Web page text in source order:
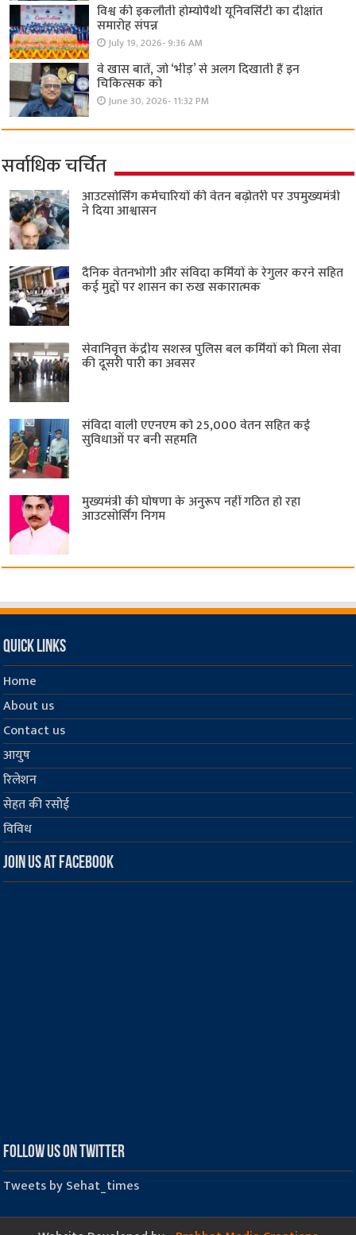
विश्व की इकलौती होम्योपैथी यूनिवर्सिटी का दीक्षांत
समारोह संपन्न
July 19, 2026- 9:36 AM
वे खास बातें, जो ‘भीड़’ से अलग दिखाती हैं इन
चिकित्सक को
June 30, 2026- 11:32 PM
सर्वाधिक चर्चित
आउटसोर्सिंग कर्मचारियों की वेतन बढ़ोतरी पर उपमुख्यमंत्री
ने दिया आश्वासन
दैनिक वेतनभोगी और संविदा कर्मियों के रेगुलर करने सहित
कई मुद्दों पर शासन का रुख सकारात्मक
सेवानिवृत्त केंद्रीय सशस्त्र पुलिस बल ​कर्मियों को मिला सेवा
की दूसरी पारी का अवसर
संविदा वाली एएनएम को 25,000 वेतन सहित कई
सुविधाओं पर बनी सहमति
मुख्यमंत्री की घोषणा के अनुरूप नहीं गठित हो रहा
आउटसोर्सिंग निगम
Quick Links
Home
About us
Contact us
आयुष
रिलेशन
सेहत की रसोई
विविध
Join us at Facebook
Follow us on Twitter
Tweets by Sehat_times